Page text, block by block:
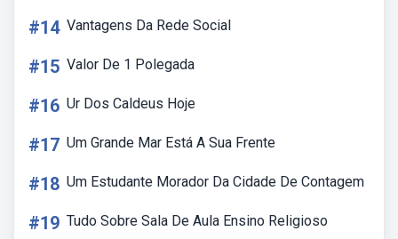
#14 Vantagens Da Rede Social
#15 Valor De 1 Polegada
#16 Ur Dos Caldeus Hoje
#17 Um Grande Mar Está A Sua Frente
#18 Um Estudante Morador Da Cidade De Contagem
#19 Tudo Sobre Sala De Aula Ensino Religioso